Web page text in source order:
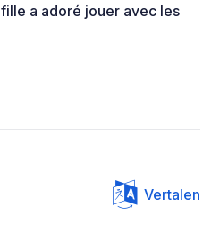
a adoré jouer avec les
Vertalen